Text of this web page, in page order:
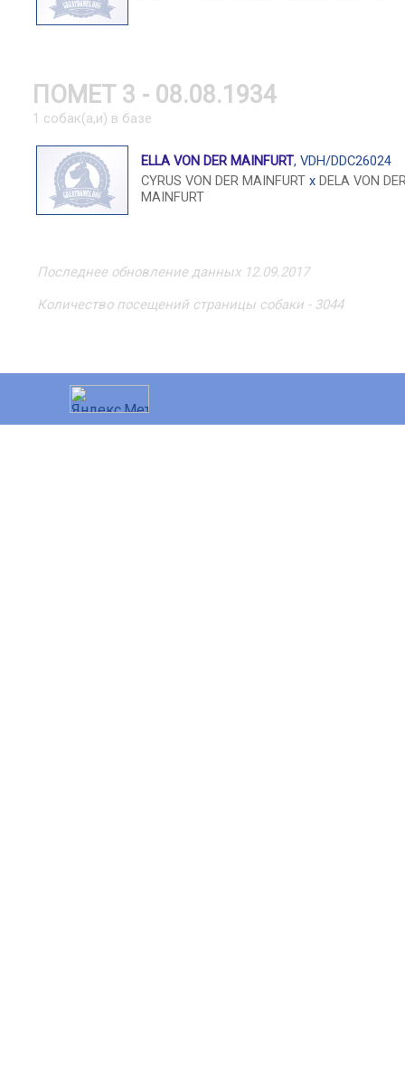
ПОМЕТ 3 - 08.08.1934
1 собак(а,и) в базе
ELLA VON DER MAINFURT, VDH/DDC26024
CYRUS VON DER MAINFURT x DELA VON
MAINFURT
Последнее обновление данных 12.09.2017
Количество посещений страницы собаки - 3044